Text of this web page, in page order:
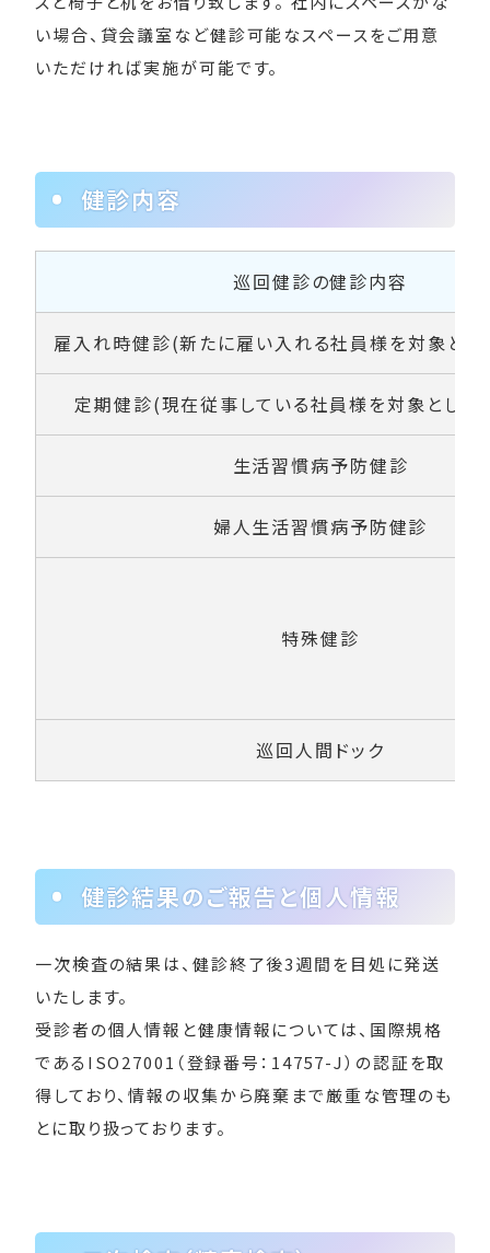
い場合、貸会議室など健診可能なスペースをご用意
いただければ実施が可能です。
健診内容
巡回健診の健診内容
雇入れ時健診(新たに雇い入れる社員様を対象と
定期健診(現在従事している社員様を対象とした
生活習慣病予防健診
婦人生活習慣病予防健診
特殊健診
巡回人間ドック
健診結果のご報告と個人情報
一次検査の結果は、健診終了後3週間を目処に発送
いたします。
受診者の個人情報と健康情報については、国際規格
であるISO27001（登録番号：14757-J）の認証を取
得しており、情報の収集から廃棄まで厳重な管理のも
とに取り扱っております。